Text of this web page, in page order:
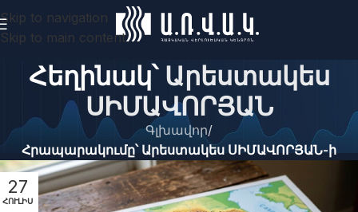
Skip to navigation
Skip to main content
Հեղինակ՝ Արեստակես
ՍԻՄԱՎՈՐՅԱՆ
Գլխավոր/
Հրապարակումը՝ Արեստակես ՍԻՄԱՎՈՐՅԱՆ-ի
27
ՀՈՒԼԻՍ